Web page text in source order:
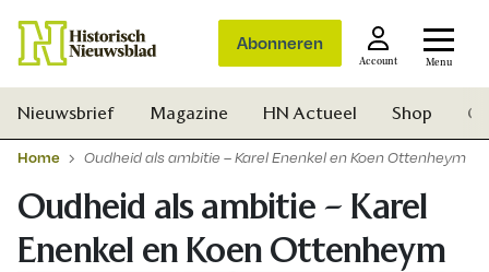
Abonneren
Account Menu
Nieuwsbrief Magazine HN Actueel Shop
Home Oudheid als ambitie – Karel Enenkel en Koen Ottenheym
Oudheid als ambitie – Karel
Enenkel en Koen Ottenheym